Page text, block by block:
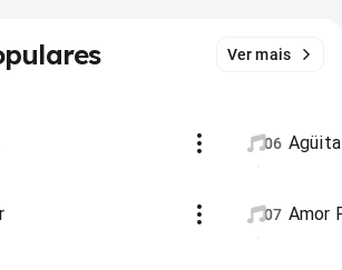
Ver mais
06
07 Amor